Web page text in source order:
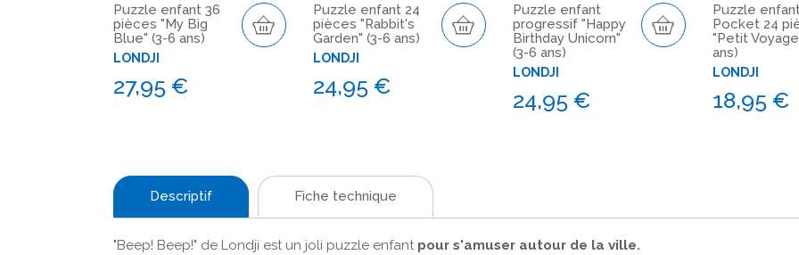
Puzzle enfant 36
pièces "My Big
Blue" (3-6 ans)
LONDJI
27,95 €
Puzzle enfant 24
pièces "Rabbit's
Garden" (3-6 ans)
LONDJI
24,95 €
Puzzle enfant
progressif "Happy
Birthday Unicorn"
(3-6 ans)
LONDJI
24,95 €
Puzzle
Pocket 24
"Petit
ans)
LONDJI
18,95 €
Descriptif Fiche technique
"Beep! Beep!" de Londji est un joli puzzle enfantpour s'amuser autour de la ville.